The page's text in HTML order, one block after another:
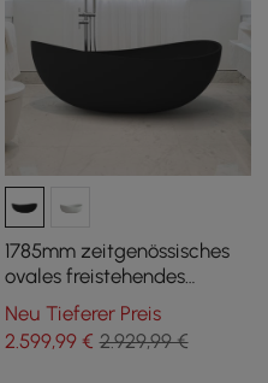
1785mm zeitgenössisches
ovales freistehendes
Steinharz-Einweichbad in
Schwarz
Neu Tieferer Preis
2.599,99€ 2.929,99 €